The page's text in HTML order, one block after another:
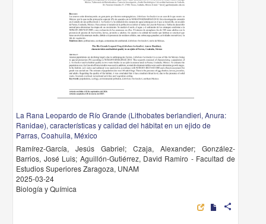
La Rana Leopardo de Río Grande (Lithobates berlandieri, Anura:
Ranidae), características y calidad del hábitat en un ejido de
Parras, Coahuila, México
Ramírez-García, Jesús Gabriel; Czaja, Alexander; González-
Barrios, José Luis; Aguillón-Gutiérrez, David Ramiro - Facultad de
Estudios Superiores Zaragoza, UNAM
2025-03-24
Biología y Química
share